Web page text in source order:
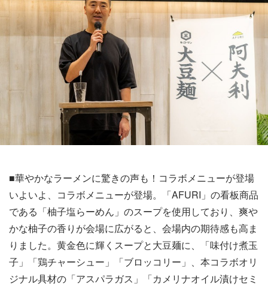
■華やかなラーメンに驚きの声も！コラボメニューが登場
いよいよ、コラボメニューが登場。「AFURI」の看板商品
である「柚子塩らーめん」のスープを使用しており、爽や
かな柚子の香りが会場に広がると、会場内の期待感も高ま
りました。黄金色に輝くスープと大豆麺に、「味付け煮玉
子」「鶏チャーシュー」「ブロッコリー」、本コラボオリ
ジナル具材の「アスパラガス」「カメリナオイル漬けセミ